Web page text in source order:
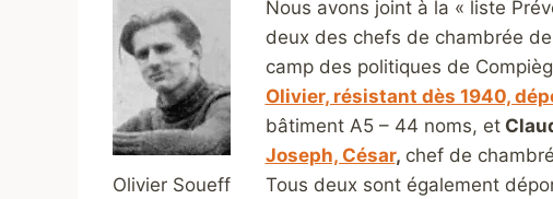
Olivier Soueff
Nous avons joint à la « liste
deux des chefs de chambrée
camp des politiques de
Olivier, résistant dès 1940,
bâtiment A5 – 44 noms, et
Joseph, César, chef de
Tous deux sont également